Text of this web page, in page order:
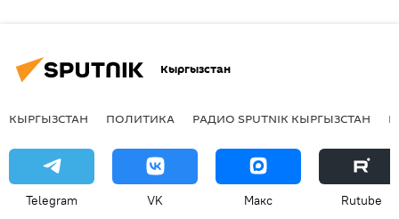
Кыргызстан
КЫРГЫЗСТАН ПОЛИТИКА РАДИО SPUTNIK КЫРГЫЗСТАН
Telegram VK Макс Rutube